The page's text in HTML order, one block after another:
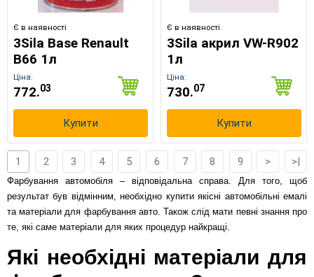
Є в наявності
3Sila Base Renault
B66 1л
Ціна:
772.03
Купити
Є в наявності
3Sila акрил VW-R902
1л
Ціна:
730.07
Купити
1 2 3 4 5 6 7 8 9 > >|
Фарбування автомобіля – відповідальна справа. Для того, щоб
результат був відмінним, необхідно купити якісні автомобільні емалі
та матеріали для фарбування авто. Також слід мати певні знання про
те, які саме матеріали для яких процедур найкращі.
Які необхідні матеріали для